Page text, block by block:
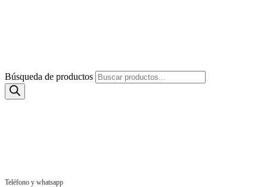
Búsqueda de productos
Teléfono y whatsapp